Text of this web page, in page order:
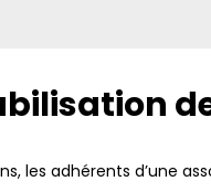
les adhérents d’une